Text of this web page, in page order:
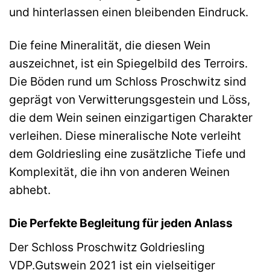
und hinterlassen einen bleibenden Eindruck.
Die feine Mineralität, die diesen Wein
auszeichnet, ist ein Spiegelbild des Terroirs.
Die Böden rund um Schloss Proschwitz sind
geprägt von Verwitterungsgestein und Löss,
die dem Wein seinen einzigartigen Charakter
verleihen. Diese mineralische Note verleiht
dem Goldriesling eine zusätzliche Tiefe und
Komplexität, die ihn von anderen Weinen
abhebt.
Die Perfekte Begleitung für jeden Anlass
Der Schloss Proschwitz Goldriesling
VDP.Gutswein 2021 ist ein vielseitiger